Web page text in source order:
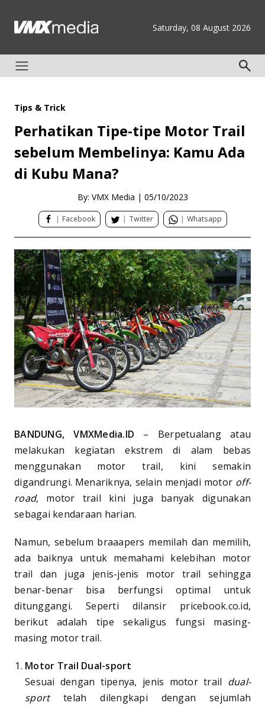
Saturday, 08 August 2026
Tips & Trick
Perhatikan Tipe-tipe Motor Trail
sebelum Membelinya: Kamu Ada
di Kubu Mana?
By: VMX Media | 05/10/2023
| Facebook | Twitter | Whatsapp
BANDUNG, VMXMedia.ID – Berpetualang atau
melakukan kegiatan ekstrem di alam bebas
menggunakan motor trail, kini semakin
digandrungi. Menariknya, selain menjadi motor off-
road, motor trail kini juga banyak digunakan
sebagai kendaraan harian.
Namun, sebelum braaapers memilah dan memilih,
ada baiknya untuk memahami kelebihan motor
trail dan juga jenis-jenis motor trail sehingga
benar-benar bisa berfungsi optimal untuk
ditunggangi. Seperti dilansir pricebook.co.id,
berikut adalah tipe sekaligus fungsi masing-
masing motor trail.
Motor Trail Dual-sport
Sesuai dengan tipenya, jenis motor trail dual-
sporttelah dilengkapi dengan sejumlah